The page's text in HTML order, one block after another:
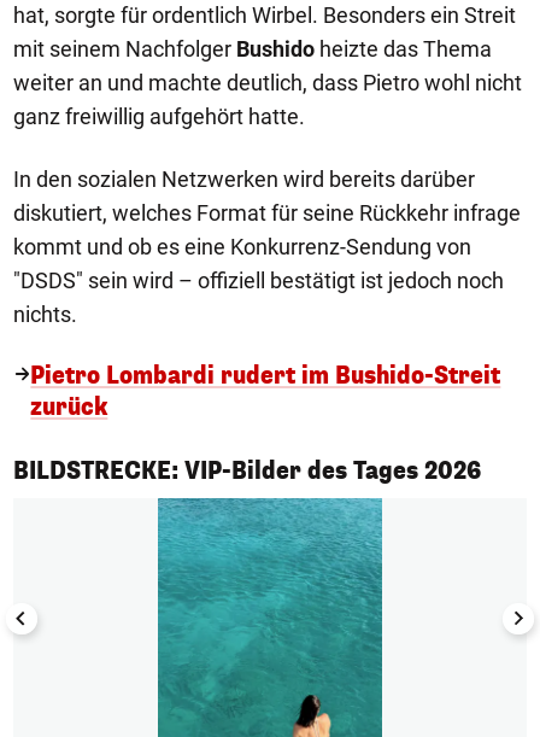
hat, sorgte für ordentlich Wirbel. Besonders ein Streit
mit seinem Nachfolger Bushido heizte das Thema
weiter an und machte deutlich, dass Pietro wohl nicht
ganz freiwillig aufgehört hatte.
In den sozialen Netzwerken wird bereits darüber
diskutiert, welches Format für seine Rückkehr infrage
kommt und ob es eine Konkurrenz-Sendung von
"DSDS" sein wird – offiziell bestätigt ist jedoch noch
nichts.
Pietro Lombardi rudert im Bushido-Streit
zurück
BILDSTRECKE: VIP-Bilder des Tages 2026
1/50